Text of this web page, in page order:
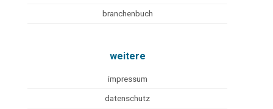
branchenbuch
weitere
impressum
datenschutz